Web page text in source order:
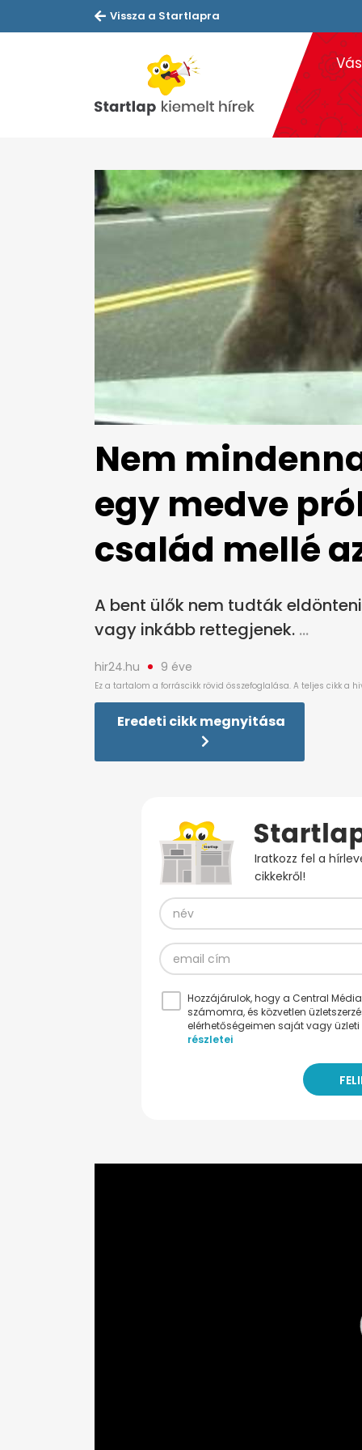
Vissza a Startlapra
Nem
egy medve
család mellé
A bent ülők nem tudták
vagy inkább rettegjenek.
hir24.hu 9 éve
Eredeti cikk megnyitása
Iratkozz fel a
cikkekről!
Hozzájárulok, hogy a Central
számomra, és közvetlen
elérhetőségeimen saját vagy
részletei